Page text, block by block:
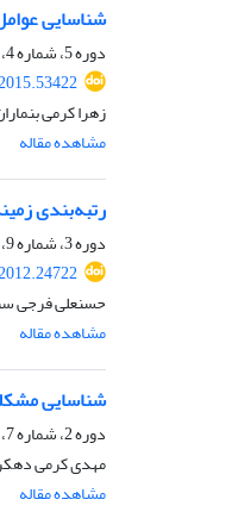
شناسایی
دوره 5، شماره 4، زمستان 1393، صفحه
زهرا کرمی
مشاهده مقاله
رتبه‌بندی
دوره 3، شماره 9، بهار 1391، صفحه
حسنعلی فرجی
مشاهده مقاله
شناسایی
دوره 2، شماره 7، زمستان 1390، صفحه
مهدی کرمی
مشاهده مقاله